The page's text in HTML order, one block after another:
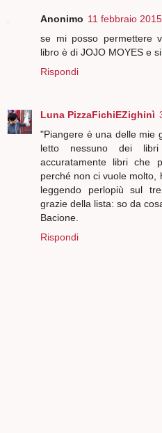
Anonimo 11 febbraio
se mi posso permettere
libro è di JOJO MOYES e
Rispondi
Luna PizzaFichiEZighinì
"Piangere è una delle mie
letto nessuno dei
accuratamente libri che
perché non ci vuole molto,
leggendo perlopiù sul
grazie della lista: so da
Bacione.
Rispondi